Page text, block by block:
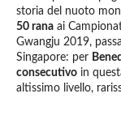
storia del nuoto
50 rana ai
Gwangju 2019,
Singapore: per
consecutivo in
altissimo livello,